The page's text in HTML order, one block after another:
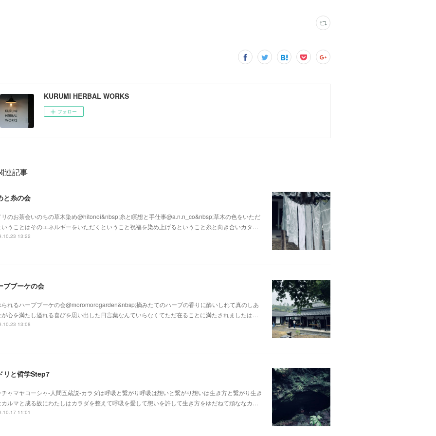
KURUMI HERBAL WORKS
フォロー
連記事
と糸の会
リのお茶会いのちの草木染め@hitonoi&nbsp;糸と瞑想と手仕事@a.n.n_co&nbsp;草木の色をいただ
うことはそのエネルギーをいただくということ祝福を染め上げるということ糸と向き合いカタ…
13:22
ブブーケの会
られるハーブブーケの会@moromorogarden&nbsp;摘みたてのハーブの香りに酔いしれて真のしあ
心を満たし溢れる喜びを思い出した日言葉なんていらなくてただ在ることに満たされましたは…
13:08
リと哲学Step7
ャマヤコーシャ-人間五蔵説-カラダは呼吸と繋がり呼吸は想いと繋がり想いは生き方と繋がり生き
ルマと成る故にわたしはカラダを整えて呼吸を愛して想いを許して生き方をゆだねて頑ななカ…
11:01